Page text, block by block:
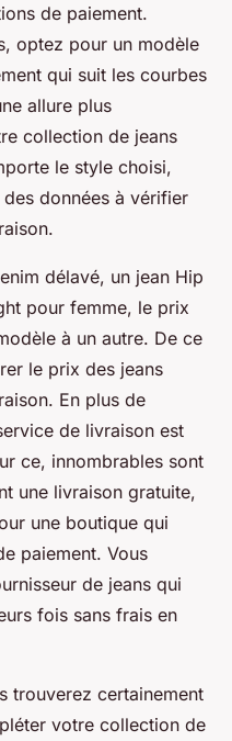
de paiement.
optez pour un modèle
qui suit les courbes
allure plus
collection de jeans
le style choisi,
données à vérifier
délavé, un jean Hip
pour femme, le prix
à un autre. De ce
le prix des jeans
En plus de
de livraison est
ce, innombrables sont
une livraison gratuite,
une boutique qui
paiement. Vous
de jeans qui
fois sans frais en
trouverez certainement
votre collection de